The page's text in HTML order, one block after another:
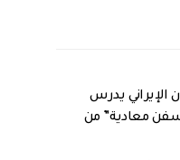
الإيراني يدرس
معادية” من